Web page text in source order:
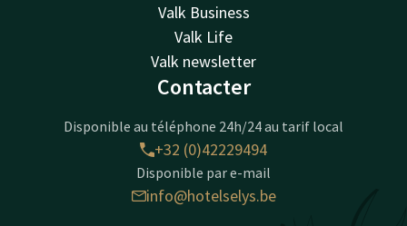
Valk Business
Valk Life
Valk newsletter
Contacter
Disponible au téléphone 24h/24 au tarif local
+32 (0)42229494
Disponible par e-mail
info@hotelselys.be